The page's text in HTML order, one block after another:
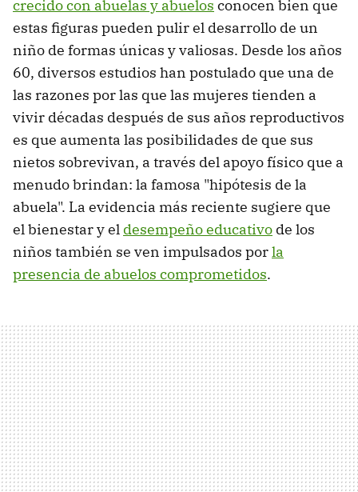
crecido con abuelas y abuelos conocen bien que
estas figuras pueden pulir el desarrollo de un
niño de formas únicas y valiosas. Desde los años
60, diversos estudios han postulado que una de
las razones por las que las mujeres tienden a
vivir décadas después de sus años reproductivos
es que aumenta las posibilidades de que sus
nietos sobrevivan, a través del apoyo físico que a
menudo brindan: la famosa "hipótesis de la
abuela". La evidencia más reciente sugiere que
el bienestar y el desempeño educativo de los
niños también se ven impulsados ​​porla
presencia de abuelos comprometidos.